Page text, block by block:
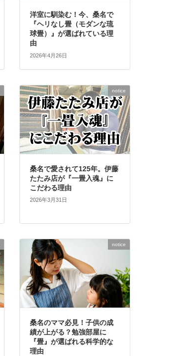
洋室に馴染む！今、桑名で
『ヘリなし畳（モダンな琉
球畳）』が選ばれている理
由
2026年4月26日
notice
桑名で愛されて125年。伊藤
たたみ店が『一畳入魂』に
こだわる理由
2026年3月31日
notice
桑名のママ必見！子供の成
績が上がる？勉強部屋に
『畳』が選ばれる科学的な
理由